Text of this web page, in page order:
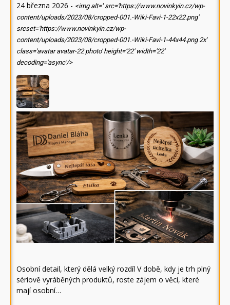
24 března 2026 - <img alt='' src='https://www.novinkyin.cz/wp-
content/uploads/2023/08/cropped-001.-Wiki-Favi-1-22x22.png'
srcset='https://www.novinkyin.cz/wp-
content/uploads/2023/08/cropped-001.-Wiki-Favi-1-44x44.png 2x'
class='avatar avatar-22 photo' height='22' width='22'
decoding='async'/>
Osobní detail, který dělá velký rozdíl V době, kdy je trh plný
sériově vyráběných produktů, roste zájem o věci, které
mají osobní…